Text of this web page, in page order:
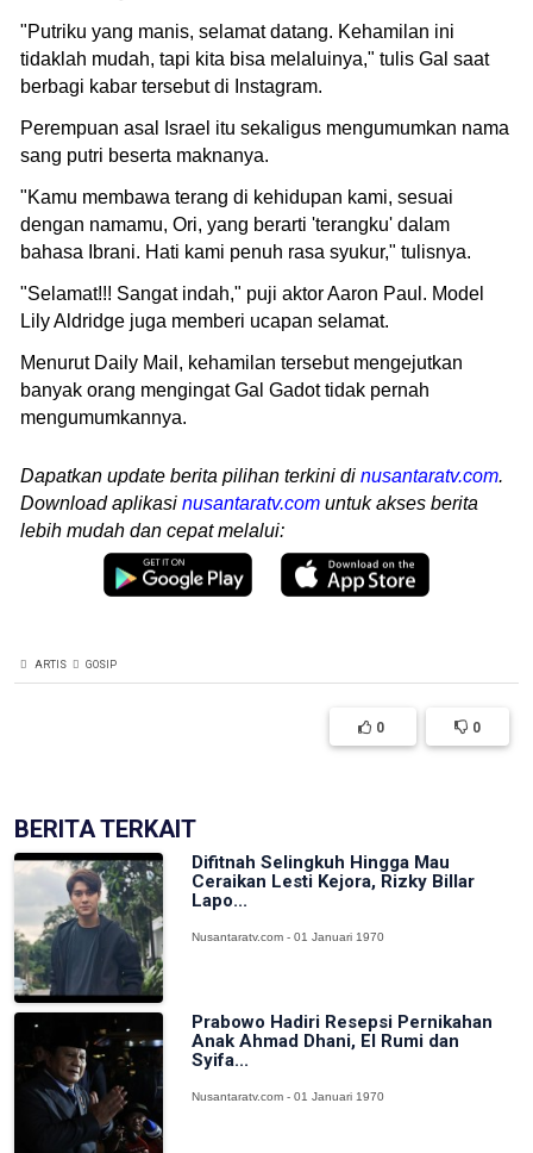
"Putriku yang manis, selamat datang. Kehamilan ini
tidaklah mudah, tapi kita bisa melaluinya," tulis Gal saat
berbagi kabar tersebut di Instagram.
Perempuan asal Israel itu sekaligus mengumumkan nama
sang putri beserta maknanya.
"Kamu membawa terang di kehidupan kami, sesuai
dengan namamu, Ori, yang berarti 'terangku' dalam
bahasa Ibrani. Hati kami penuh rasa syukur," tulisnya.
"Selamat!!! Sangat indah," puji aktor Aaron Paul. Model
Lily Aldridge juga memberi ucapan selamat.
Menurut Daily Mail, kehamilan tersebut mengejutkan
banyak orang mengingat Gal Gadot tidak pernah
mengumumkannya.
Dapatkan update berita pilihan terkini di nusantaratv.com.
Download aplikasi nusantaratv.com untuk akses berita
lebih mudah dan cepat melalui:
ARTIS GOSIP
0 0
BERITA TERKAIT
Difitnah Selingkuh Hingga Mau
Ceraikan Lesti Kejora, Rizky Billar
Lapo...
Nusantaratv.com - 01 Januari 1970
Prabowo Hadiri Resepsi Pernikahan
Anak Ahmad Dhani, El Rumi dan
Syifa...
Nusantaratv.com - 01 Januari 1970